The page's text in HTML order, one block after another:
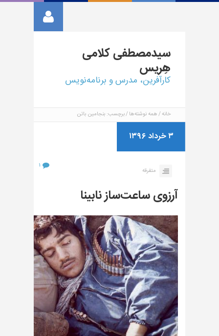
سیدمصطفیکلامی
هِریس
کارآفرین، مدرس و برنامه‌نویس
خانه همه نوشته‌ها برچسب: بنجامین باتن
۳ خرداد ۱۳۹۶
متفرقه
۱
آرزوی ساعت‌ساز نابینا